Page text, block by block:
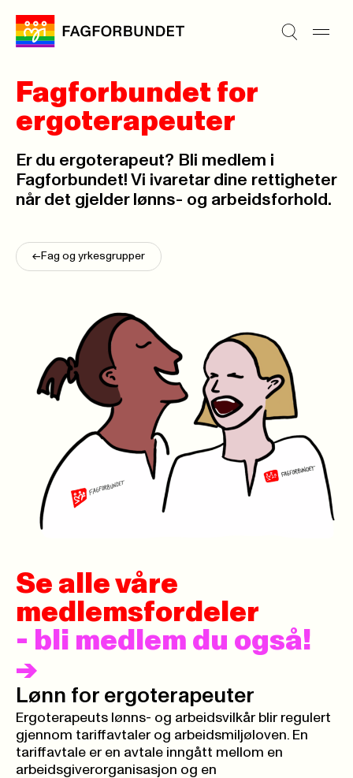
Fagforbundet for
ergoterapeuter
Er du ergoterapeut? Bli medlem i
Fagforbundet! Vi ivaretar dine rettigheter
når det gjelder lønns- og arbeidsforhold.
<- Fag og yrkesgrupper
Se alle våre
medlemsfordeler
- bli medlem du også!
->
Lønn for ergoterapeuter
Ergoterapeuts lønns- og arbeidsvilkår blir regulert
gjennom tariffavtaler og arbeidsmiljøloven. En
tariffavtale er en avtale inngått mellom en
arbeidsgiverorganisasjon og en